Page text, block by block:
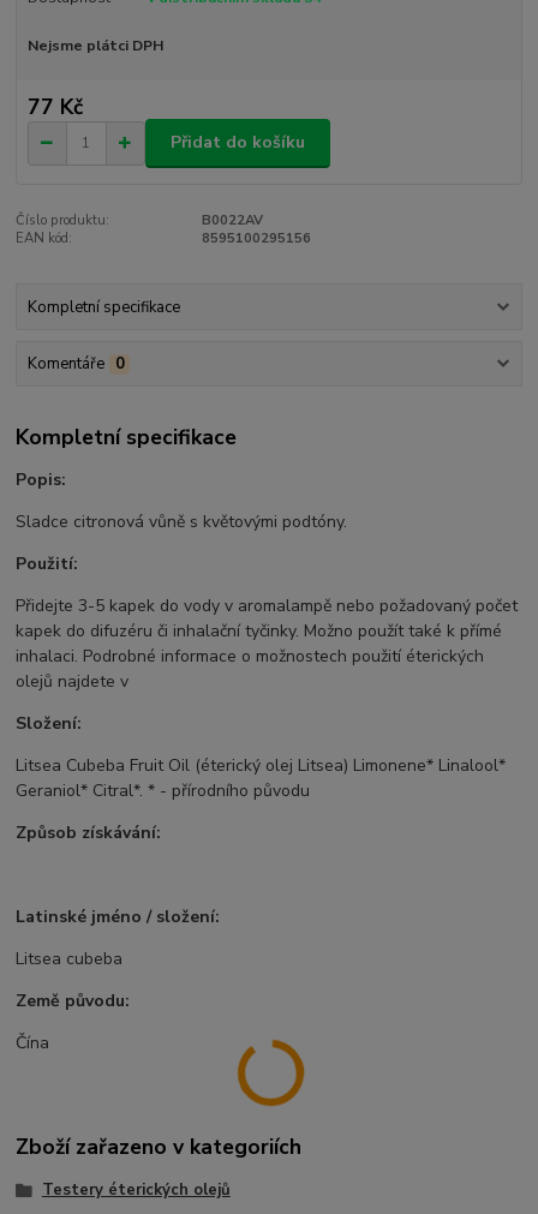
Nejsme plátci DPH
77 Kč
Přidat do košíku
Číslo produktu:
B0022AV
EAN kód:
8595100295156
Kompletní specifikace
Komentáře 0
Kompletní specifikace
Popis:
Sladce citronová vůně s květovými podtóny.
Použití:
Přidejte 3-5 kapek do vody v aromalampě nebo požadovaný počet
kapek do difuzéru či inhalační tyčinky. Možno použít také k přímé
inhalaci. Podrobné informace o možnostech použití éterických
olejů najdete v
Složení:
Litsea Cubeba Fruit Oil (éterický olej Litsea) Limonene* Linalool*
Geraniol* Citral*. * - přírodního původu
Způsob získávání:
Latinské jméno / složení:
Litsea cubeba
Země původu:
Čína
Zboží zařazeno v kategoriích
Testery éterických olejů